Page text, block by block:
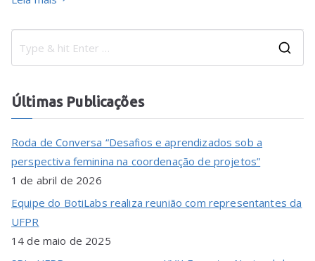
Últimas Publicações
Roda de Conversa “Desafios e aprendizados sob a
perspectiva feminina na coordenação de projetos”
1 de abril de 2026
Equipe do BotiLabs realiza reunião com representantes da
UFPR
14 de maio de 2025